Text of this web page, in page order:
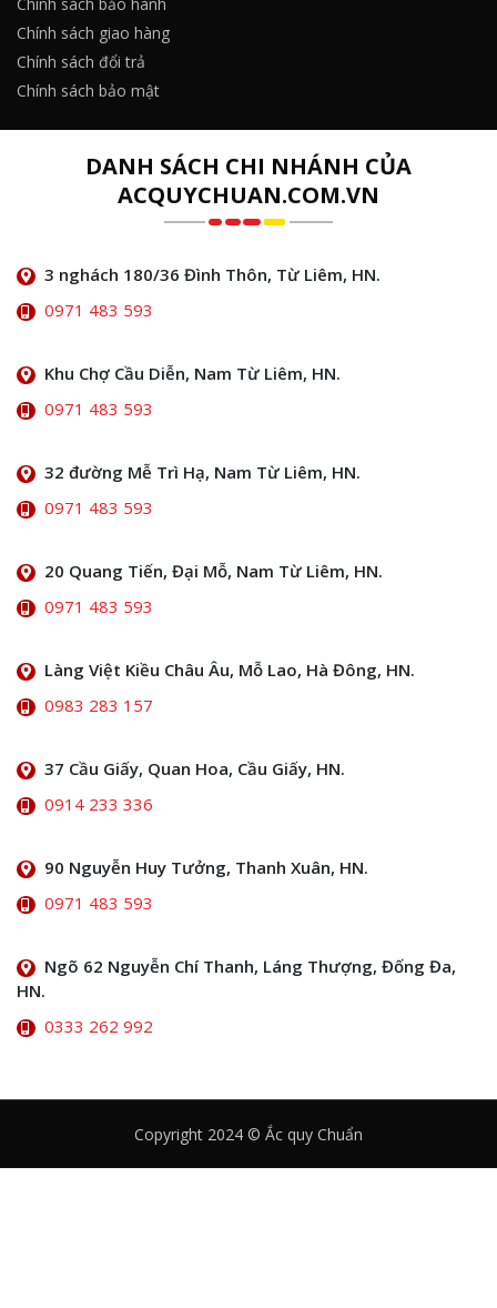
Chính sách giao hàng
Chính sách đổi trả
Chính sách bảo mật
DANH SÁCH CHI NHÁNH CỦA
ACQUYCHUAN.COM.VN
3 nghách 180/36 Đình Thôn, Từ Liêm, HN.
0971 483 593
Khu Chợ Cầu Diễn, Nam Từ Liêm, HN.
0971 483 593
32 đường Mễ Trì Hạ, Nam Từ Liêm, HN.
0971 483 593
20 Quang Tiến, Đại Mỗ, Nam Từ Liêm, HN.
0971 483 593
Làng Việt Kiều Châu Âu, Mỗ Lao, Hà Đông, HN.
0983 283 157
37 Cầu Giấy, Quan Hoa, Cầu Giấy, HN.
0914 233 336
90 Nguyễn Huy Tưởng, Thanh Xuân, HN.
0971 483 593
Ngõ 62 Nguyễn Chí Thanh, Láng Thượng, Đống Đa,
HN.
0333 262 992
Copyright 2024 © Ắc quy Chuẩn